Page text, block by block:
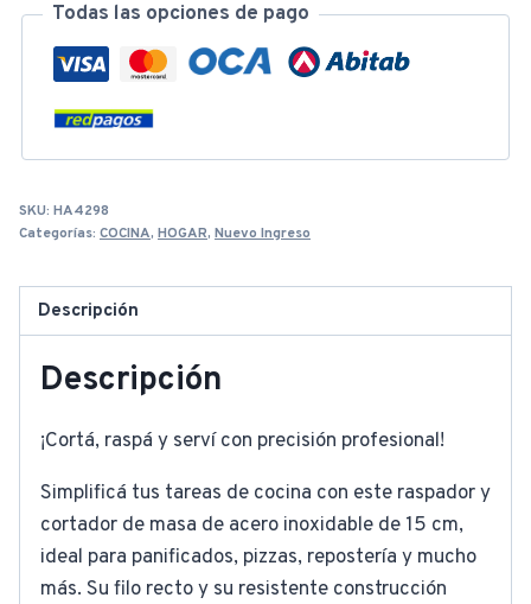
Todas las opciones de pago
SKU: HA4298
Categorías: COCINA, HOGAR, Nuevo Ingreso
Descripción
Descripción
¡Cortá, raspá y serví con precisión profesional!
Simplificá tus tareas de cocina con este raspador y
cortador de masa de acero inoxidable de 15 cm,
ideal para panificados, pizzas, repostería y mucho
más. Su filo recto y su resistente construcción